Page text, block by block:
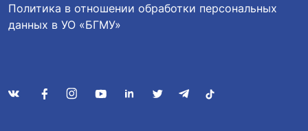
Политика в отношении обработки персональных
данных в УО «БГМУ»